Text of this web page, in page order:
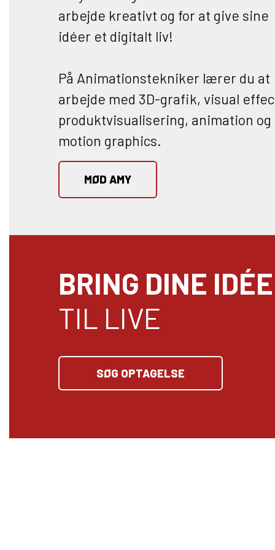
arbejde kreativt og for at give sine
idéer et digitalt liv!
På Animationstekniker lærer du at
arbejde med 3D-grafik, visual
produktvisualisering, animation og
motion graphics.
MØD AMY
BRING DINE
TIL LIVE
SØG OPTAGELSE